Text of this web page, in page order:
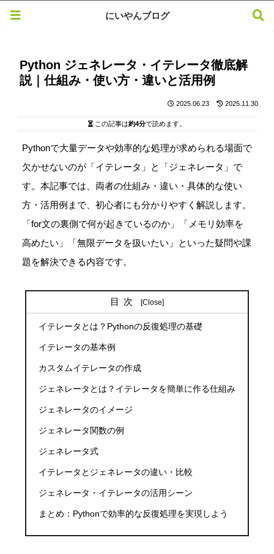
Python ジェネレータ・イテレータ徹底解
説｜仕組み・使い方・違いと活用例
2025.06.23 2025.11.30
この記事は約4分で読めます。
Pythonで大量データや効率的な処理が求められる場面で
欠かせないのが「イテレータ」と「ジェネレータ」で
す。本記事では、両者の仕組み・違い・具体的な使い
方・活用例まで、初心者にも分かりやすく解説します。
「for文の裏側で何が起きているのか」「メモリ効率を
高めたい」「無限データを扱いたい」といった疑問や課
題を解決できる内容です。
目次
イテレータとは？Pythonの反復処理の基礎
イテレータの基本例
カスタムイテレータの作成
ジェネレータとは？イテレータを簡単に作る仕組み
ジェネレータのイメージ
ジェネレータ関数の例
ジェネレータ式
イテレータとジェネレータの違い・比較
ジェネレータ・イテレータの活用シーン
まとめ：Pythonで効率的な反復処理を実現しよう
にいやんブログ